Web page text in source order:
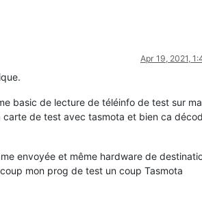
Apr 19, 2021,
basic de lecture de téléinfo de test sur
carte de test avec tasmota et bien ca
envoyée et même hardware de
mon prog de test un coup Tasmota